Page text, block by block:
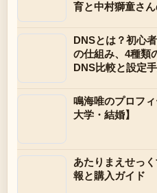
育と中村獅童さ
DNSとは？初心
の仕組み、4種類
DNS比較と設定
鳴海唯のプロフ
大学・結婚】
あたりまえせっ
報と購入ガイド